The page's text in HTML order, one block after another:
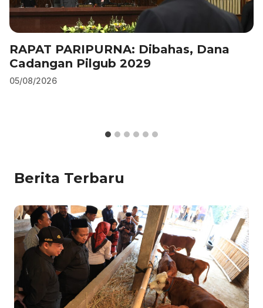
RAPAT PARIPURNA: Dibahas, Dana
Cadangan Pilgub 2029
05/08/2026
Berita Terbaru